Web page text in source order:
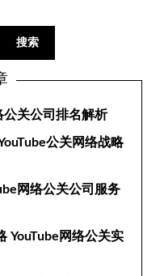
搜索
公关公司排名解析
公关网络战略
网络公关公司服务
YouTube网络公关实